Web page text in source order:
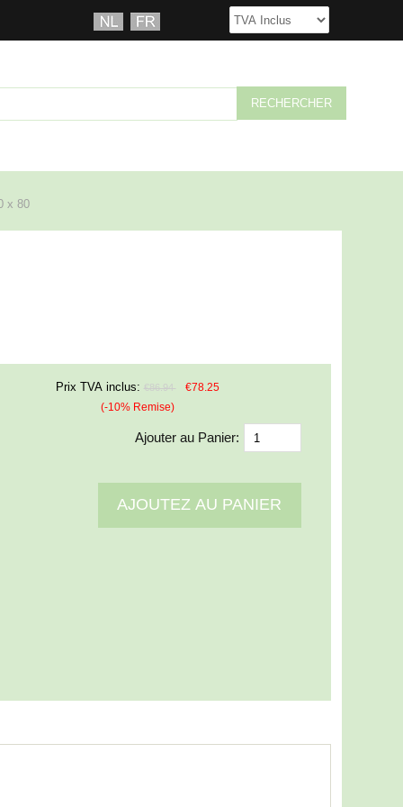
x 80
Prix TVA inclus: €86.94
€78.25
(-10% Remise)
Ajouter au Panier: